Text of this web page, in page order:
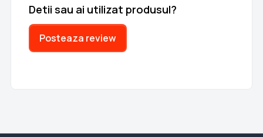
Detii sau ai utilizat produsul?
Posteaza review